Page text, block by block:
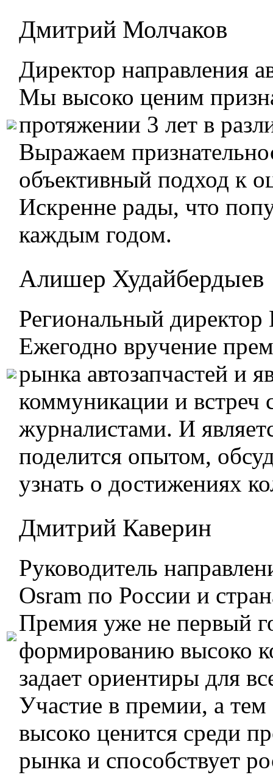
Дмитрий Молчаков
Директор направления
Мы высоко ценим
протяжении 3 лет в
Выражаем
объективный подход к
Искренне рады, что
каждым годом.
Алишер Худайбердыев
Региональный
Ежегодно вручение
рынка автозапчастей и
коммуникации и встреч
журналистами. И
поделится опытом,
узнать о достижениях
Дмитрий Каверин
Руководитель
Osram по России и
Премия уже не первый
формированию высоко
задает ориентиры для
Участие в премии, а
высоко ценится среди
рынка и способствует